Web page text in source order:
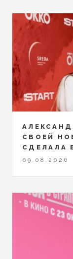
СВОЕЙ
СДЕЛАЛА
09.08.2026